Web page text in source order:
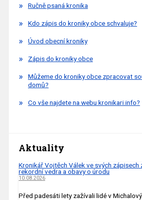
Ručně psaná kronika
Kdo zápis do kroniky obce schvaluje?
Úvod obecní kroniky
Zápis do kroniky obce
Můžeme do kroniky obce zpracovat
domů?
Co vše najdete na webu kronikari.info?
Aktuality
Kronikář Vojtěch Válek ve svých zápisech
rekordní vedra a obavy o úrodu
10.08.2026
Před padesáti lety zažívali lidé v